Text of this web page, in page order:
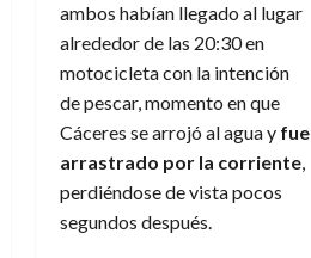
ambos habían llegado al lugar
alrededor de las 20:30 en
motocicleta con la intención
de pescar, momento en que
Cáceres se arrojó al agua y fue
arrastrado por la corriente,
perdiéndose de vista pocos
segundos después.